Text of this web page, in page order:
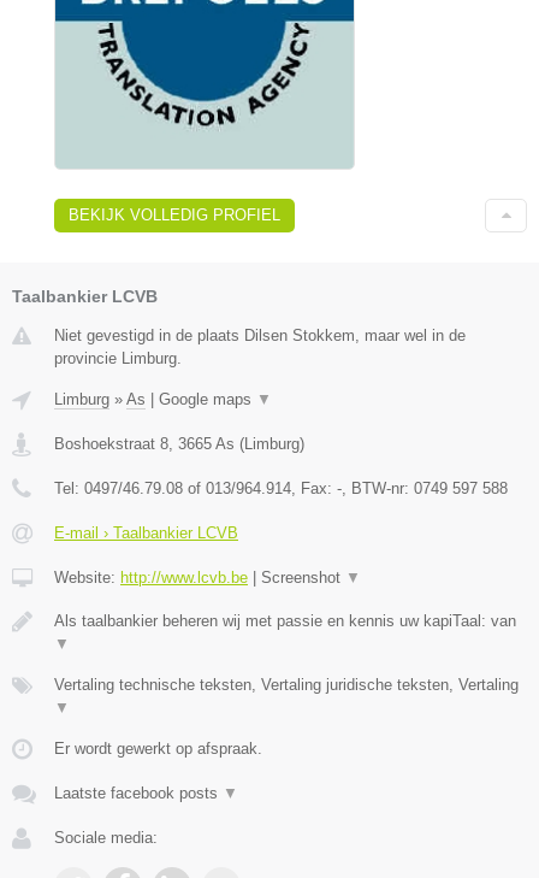
BEKIJK VOLLEDIG PROFIEL
Taalbankier LCVB
Niet gevestigd in de plaats Dilsen Stokkem, maar wel in de
provincie Limburg.
Limburg » As Google maps ▼
Boshoekstraat 8, 3665 As (Limburg)
Tel: 0497/46.79.08 of 013/964.914, Fax: -, BTW-nr: 0749 597 588
E-mail › Taalbankier LCVB
Website: http://www.lcvb.be Screenshot ▼
Als taalbankier beheren wij met passie en kennis uw kapiTaal: van
▼
Vertaling technische teksten, Vertaling juridische teksten, Vertaling
▼
Er wordt gewerkt op afspraak.
Laatste facebook posts ▼
Sociale media: